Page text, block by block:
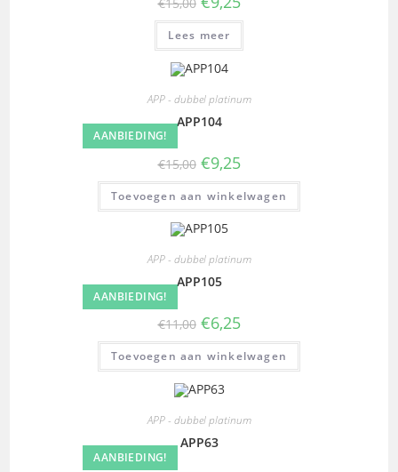
Lees meer
AANBIEDING!
APP - dubbel platinum
APP104
€15,00 €9,25
Toevoegen aan winkelwagen
AANBIEDING!
APP - dubbel platinum
APP105
€11,00 €6,25
Toevoegen aan winkelwagen
AANBIEDING!
APP - dubbel platinum
APP63